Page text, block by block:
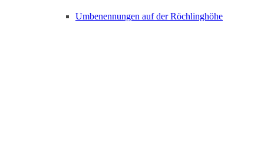
Umbenennungen auf der Röchlinghöhe